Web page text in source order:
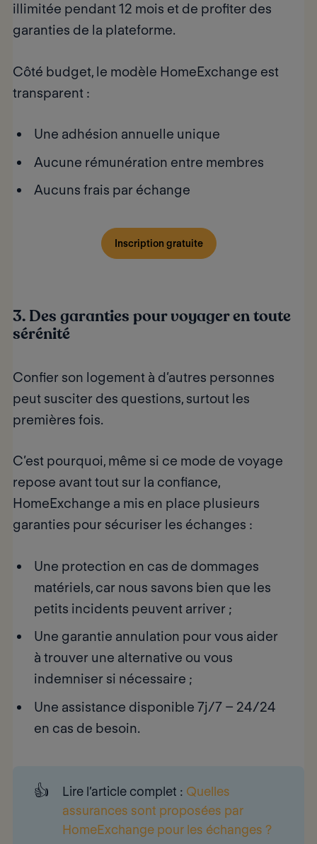
illimitée pendant 12 mois et de profiter des
garanties de la plateforme.
Côté budget, le modèle HomeExchange est
transparent:
Une adhésion annuelle unique
Aucune rémunération entre membres
Aucuns frais par échange
Inscription gratuite
3. Des garanties pour voyager en toute
sérénité
Confier son logement à d’autres personnes
peut susciter des questions, surtout les
premières fois.
C’est pourquoi, même si ce mode de voyage
repose avant tout sur la confiance,
HomeExchange a mis en place plusieurs
garanties pour sécuriser les échanges :
Une protection en cas de dommages
matériels, car nous savons bien que les
petits incidents peuvent arriver ;
Une garantie annulation pour vous aider
à trouver une alternative ou vous
indemniser si nécessaire ;
Une assistance disponible 7j/7 – 24/24
en cas de besoin.
👍 Lire l’article complet : Quelles
assurances sont proposées par
HomeExchange pour les échanges ?